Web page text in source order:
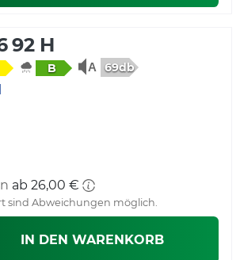
92 H
B 69db
ab 26,00 €
sind Abweichungen möglich.
IN DEN WARENKORB